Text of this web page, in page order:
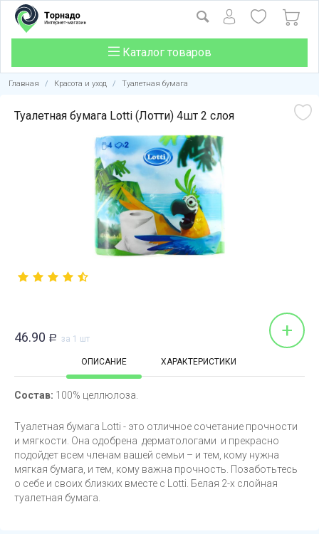
Каталог товаров
Главная / Красота и уход / Туалетная бумага
Туалетная бумага Lotti (Лотти) 4шт 2 слоя
46.90 Р за 1 шт +
ОПИСАНИЕ ХАРАКТЕРИСТИКИ
Состав: 100% целлюлоза.
Туалетная бумага Lotti - это отличное сочетание прочности
и мягкости. Она одобрена дерматологами и прекрасно
подойдет всем членам вашей семьи – и тем, кому нужна
мягкая бумага, и тем, кому важна прочность. Позаботьтесь
о себе и своих близких вместе с Lotti. Белая 2-х слойная
туалетная бумага.